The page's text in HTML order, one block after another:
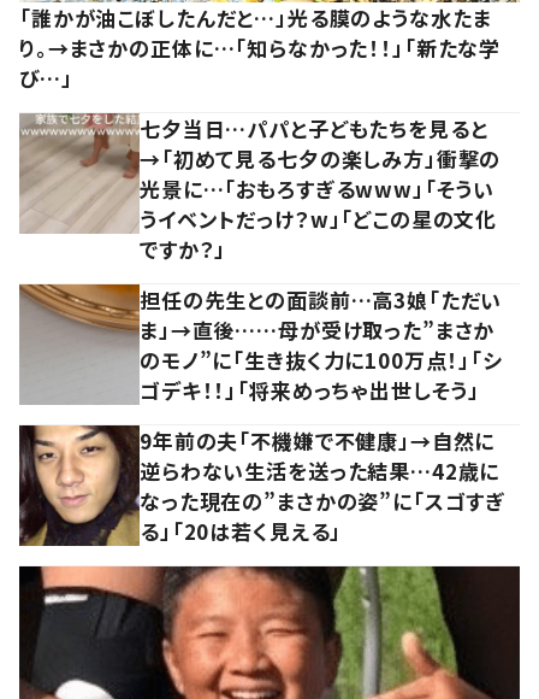
「誰かが油こぼしたんだと…」光る膜のような水たま
り。→まさかの正体に…「知らなかった！！」「新たな学
び…」
七夕当日…パパと子どもたちを見ると
→「初めて見る七夕の楽しみ方」衝撃の
光景に…「おもろすぎるwww」「そうい
うイベントだっけ？w」「どこの星の文化
ですか？」
担任の先生との面談前…高3娘「ただい
ま」→直後……母が受け取った”まさか
のモノ”に「生き抜く力に100万点！」「シ
ゴデキ！！」「将来めっちゃ出世しそう」
9年前の夫「不機嫌で不健康」→自然に
逆らわない生活を送った結果…42歳に
なった現在の”まさかの姿”に「スゴすぎ
る」「20は若く見える」